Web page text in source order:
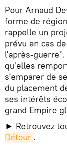
Pour Arnaud
forme de
rappelle un
prévu en cas
l'après-
qu'elles
s'emparer de
du placement
ses intérêts
grand Empire
► Retrouvez
Détour .